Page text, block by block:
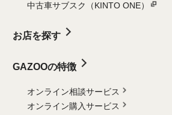
中古車サブスク（KINTO ONE）
お店を探す
GAZOOの特徴
オンライン相談サービス
オンライン購入サービス